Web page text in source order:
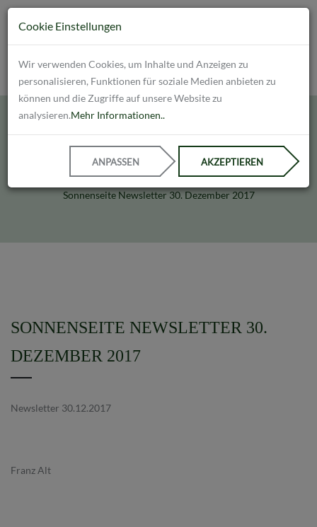
News
Sonnenseite Newsletter 30. Dezember 2017
SONNENSEITE NEWSLETTER 30.
DEZEMBER 2017
Newsletter 30.12.2017
Franz Alt
Cookie Einstellungen
Wir verwenden Cookies, um Inhalte und Anzeigen zu
personalisieren, Funktionen für soziale Medien anbieten zu
können und die Zugriffe auf unsere Website zu
analysieren.Mehr Informationen..
ANPASSEN AKZEPTIEREN